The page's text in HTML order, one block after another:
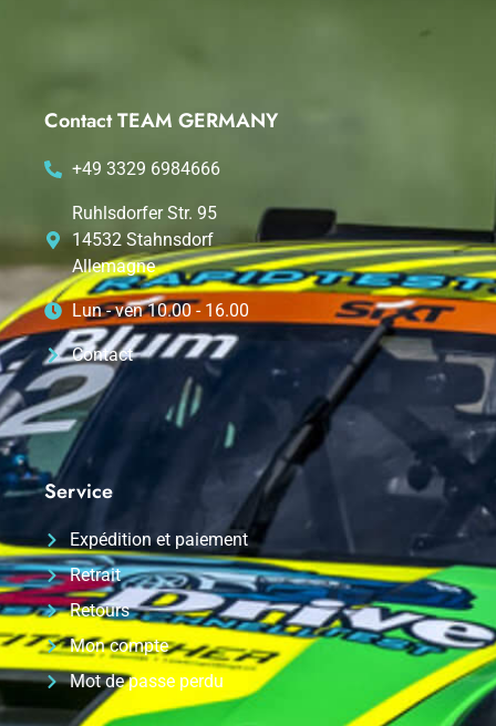
Contact TEAM GERMANY
+49 3329 6984666
Ruhlsdorfer Str. 95
14532 Stahnsdorf
Allemagne
Lun - ven 10.00 - 16.00
Contact
Service
Expédition et paiement
Retrait
Retours
Mon compte
Mot de passe perdu